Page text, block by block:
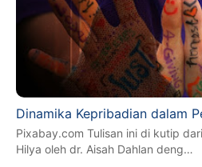
Dinamika Kepribadian dalam
Pixabay.com Tulisan ini di kutip
Hilya oleh dr. Aisah Dahlan deng…